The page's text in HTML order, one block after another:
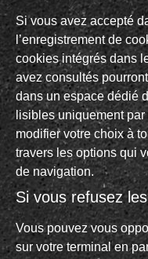
Si vous avez accepté
l’enregistrement de
cookies intégrés dans
avez consultés
dans un espace dédié
lisibles uniquement
modifier votre choix à
travers les options qui
de navigation.
Si vous refusez
Vous pouvez vous
sur votre terminal en